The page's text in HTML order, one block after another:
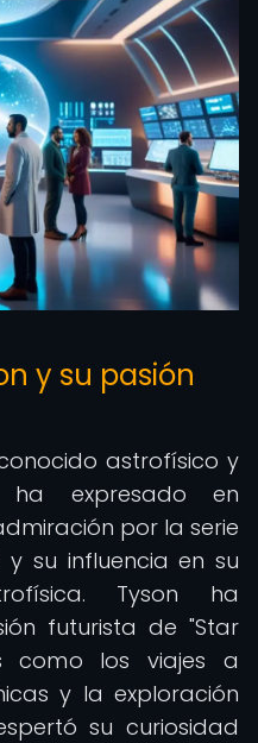
y su pasión
astrofísico y
ha expresado en
por la serie
y su influencia en su
Tyson ha
futurista de "Star
como los viajes a
y la exploración
su curiosidad